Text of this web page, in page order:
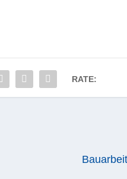
RATE: